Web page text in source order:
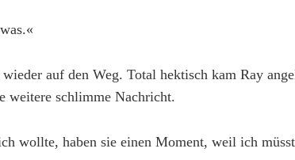
auf den Weg. Total hektisch kam Ray
weitere schlimme Nachricht.
wollte, haben sie einen Moment, weil ich